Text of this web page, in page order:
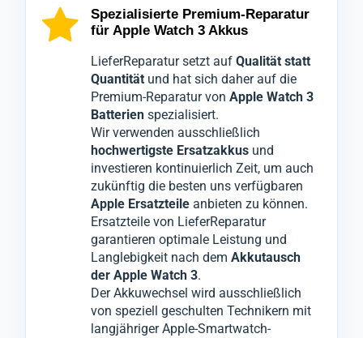
genaue Ursache derAkkuproblemezu
identifizieren.
Wir verstehen, dass IhreApple Watch 3
unverzichtbar ist, daher geben wir unser
Bestes für einen schnellen Service ohne
Qualitätsverlust.
Sollte das Problem nicht ausschließlich am
liegen, werden wir Sie darüber
informieren und nur mit Ihrer Zustimmung
die notwendigen Komponenten wechseln.
speziellen Werkzeugen geöffnet, um den
bestmöglichen Schutz zu gewährleisten,
sodass während unserer Techniker die
defekten Teile austauschen, keine Schäden
am Apple Watch 3 entstehen.
Es handelt sich hierbei um einen
Akkutausch. Dabei wird die defekte Batterie
Apple Watch 3entfernt und durch
hochwertigen Premiumakkuersetzt.
Kontrolle durch unsere Qualitätsabteilung,
die dieApple Watch 3nochmals gründlich
überprüft.
Erst wenn alle Tests bestanden sind, wird
Apple Watch 3für den Versand
freigegeben.
Dieser Prozess minimiert ärgerliche
Reklamationen, die sonst zu weiteren
Ausfallzeiten führen könnten.
Spezialisierte Premium-Reparatur
für Apple Watch 3 Akkus
LieferReparatur setzt auf Qualität statt
Quantität und hat sich daher auf die
Premium-Reparatur von Apple Watch 3
Batterien spezialisiert.
Wir verwenden ausschließlich
hochwertigste Ersatzakkus und
investieren kontinuierlich Zeit, um auch
zukünftig die besten uns verfügbaren
Apple Ersatzteile anbieten zu können.
Ersatzteile von LieferReparatur
garantieren optimale Leistung und
Langlebigkeit nach dem Akkutausch
der Apple Watch 3.
Der Akkuwechsel wird ausschließlich
von speziell geschulten Technikern mit
langjähriger Apple-Smartwatch-